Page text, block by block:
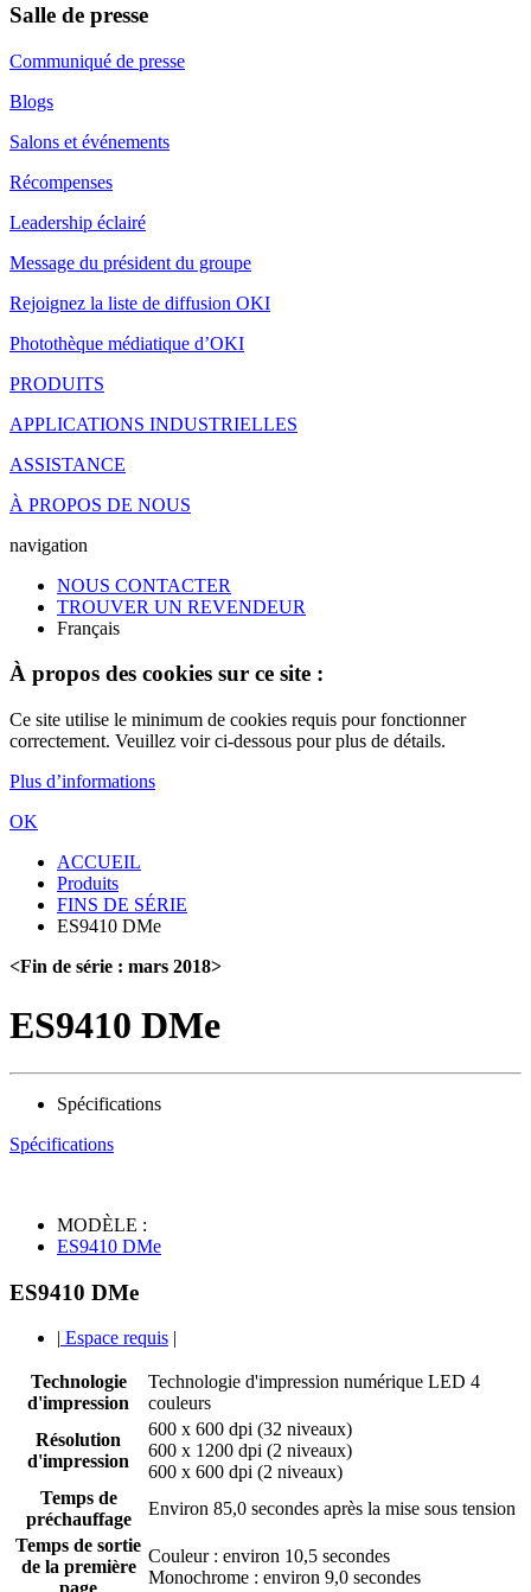
Salle de presse
Communiqué de presse
Blogs
Salons et événements
Récompenses
Leadership éclairé
Message du président du groupe
Rejoignez la liste de diffusion OKI
Photothèque médiatique d’OKI
PRODUITS
APPLICATIONS INDUSTRIELLES
ASSISTANCE
À PROPOS DE NOUS
navigation
NOUS CONTACTER
TROUVER UN REVENDEUR
Français
À propos des cookies sur ce site :
Ce site utilise le minimum de cookies requis pour fonctionner
correctement. Veuillez voir ci-dessous pour plus de détails.
Plus d’informations
OK
ACCUEIL
Produits
FINS DE SÉRIE
ES9410 DMe
<Fin de série : mars 2018>
ES9410 DMe
Spécifications
Spécifications
MODÈLE :
ES9410 DMe
ES9410 DMe
| Espace requis |
Technologie
d'impression
Technologie d'impression numérique LED 4
couleurs
Résolution
d'impression
600 x 600 dpi (32 niveaux)
600 x 1200 dpi (2 niveaux)
600 x 600 dpi (2 niveaux)
Temps de
préchauffage
Environ 85,0 secondes après la mise sous tension
Temps de sortie
de la première
Couleur : environ 10,5 secondes
Monochrome : environ 9,0 secondes